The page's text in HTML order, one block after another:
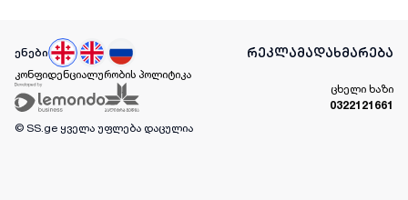
ენები რეკლამადახმარება
კონფიდენციალურობის პოლიტიკა
ცხელი ხაზი
0322121661
© SS.ge ყველა უფლება დაცულია